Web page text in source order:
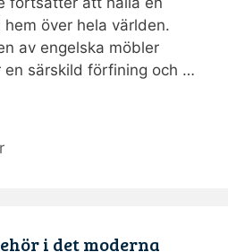
över hela världen.
av engelska möbler
en särskild förfining och …
i det moderna